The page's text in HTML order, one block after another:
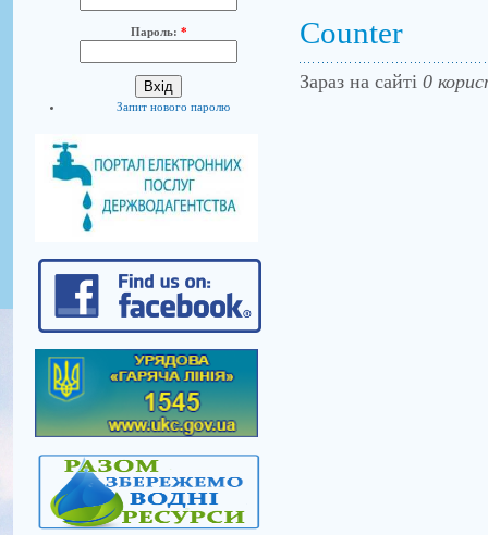
Пароль: *
Запит нового паролю
Counter
Зараз на сайті 0